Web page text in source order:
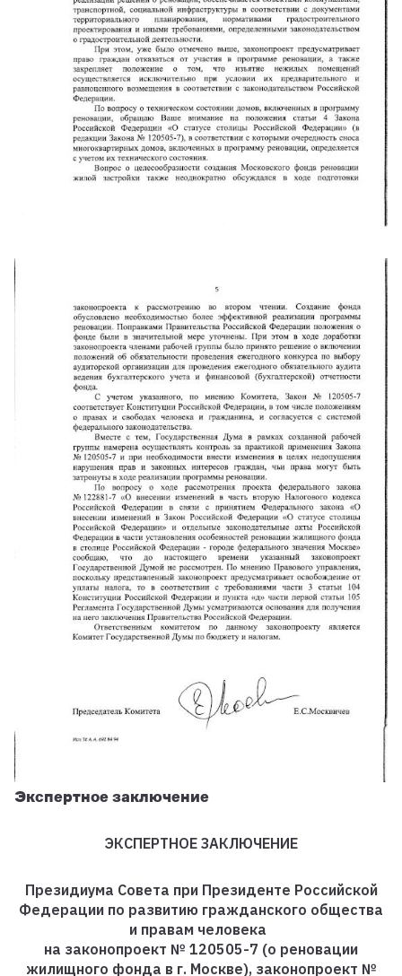
Экспертное заключение
ЭКСПЕРТНОЕ ЗАКЛЮЧЕНИЕ
Президиума Совета при Президенте Российской
Федерации по развитию гражданского общества
и правам человека
на законопроект № 120505-7 (о реновации
жилищного фонда в г. Москве), законопроект №